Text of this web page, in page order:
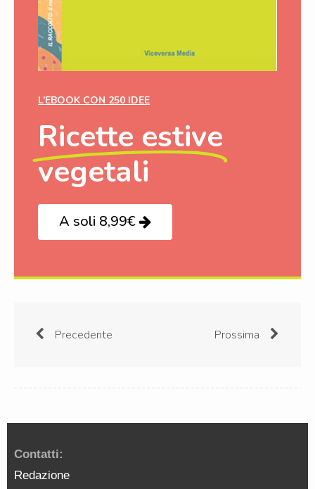
L’EBOOK CON 250 IDEE
Ricette estive
vegetali
A soli 8,99€
Precedente Prossima
Contatti:
Redazione